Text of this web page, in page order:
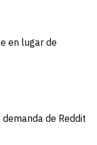
en lugar de
de Reddit